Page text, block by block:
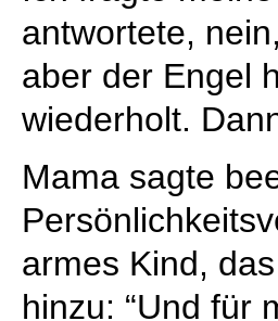
antwortete,
aber der Engel
wiederholt.
Mama sagte
armes Kind,
hinzu: “Und für